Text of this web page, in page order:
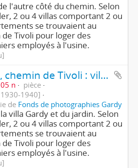
l'autre côté du chemin. Selon
2 ou 4 villas comportant 2 ou
se trouvaient au
Tivoli pour loger des
employés à l'usine.
Lancy, chemin de Tivoli : villa Gardy
n
pièce
1940]
de Fonds de photographies Gardy
villa Gardy et du jardin. Selon
2 ou 4 villas comportant 2 ou
se trouvaient au
Tivoli pour loger des
employés à l'usine.